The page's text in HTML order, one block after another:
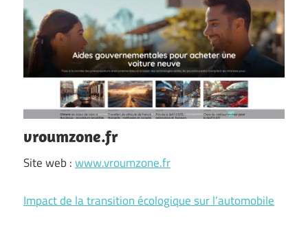
vroumzone.fr
Site web :www.vroumzone.fr
Impact de la transition écologique sur l’automobile